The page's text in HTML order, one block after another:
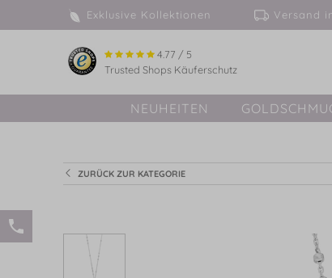
Exklusive Kollektionen
4.77 / 5
Trusted Shops Käuferschutz
NEUHEITEN
ZURÜCK ZUR KATEGORIE